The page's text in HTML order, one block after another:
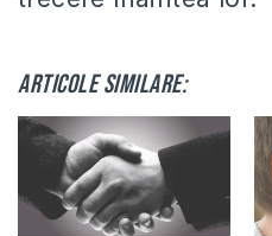
Articole similare: